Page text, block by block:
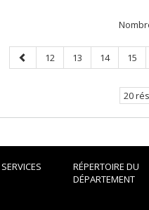
Page
précédente
Page
12 Page
13 Page
14 Page
15
20
RÉPERTOIRE DU
DÉPARTEMENT